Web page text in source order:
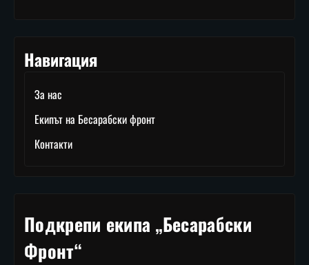
Навигация
За нас
Екипът на Бесарабски фронт
Контакти
Подкрепи екипа „Бесарабски
Фронт“